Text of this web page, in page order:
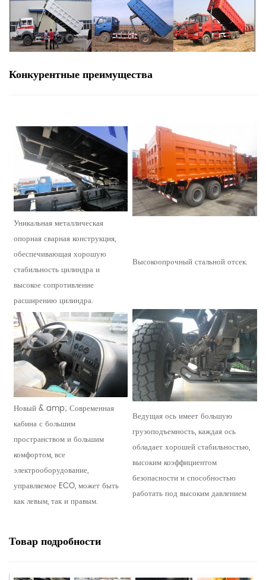
Конкурентные преимущества
Уникальная металлическая
опорная сварная конструкция,
обеспечивающая хорошую
стабильность цилиндра и
высокое сопротивление
расширению цилиндра.
Высокоопрочный стальной отсек.
Новый & amp; Современная
кабина с большим
пространством и большим
комфортом, все
электрооборудование,
управляемое ECO, может быть
как левым, так и правым.
Ведущая ось имеет большую
грузоподъемность, каждая ось
обладает хорошей стабильностью,
высоким коэффициентом
безопасности и способностью
работать под высоким давлением
Товарподробности